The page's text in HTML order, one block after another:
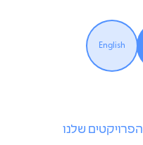
English
הפרויקטים שלנו